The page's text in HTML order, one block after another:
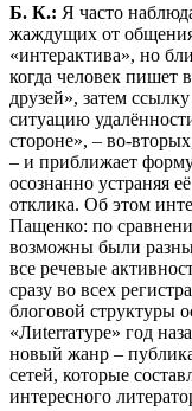
Б. К.: Я часто
жаждущих от
«интерактива», но
когда человек
друзей», затем
ситуацию
стороне», – во-
– и приближает
осознанно устраняя
отклика. Об этом
Пащенко: по
возможны были
все речевые
сразу во всех
блоговой структуры
«Лиterraтуре» год
новый жанр –
сетей, которые
интересного